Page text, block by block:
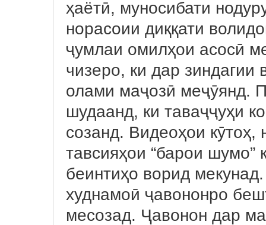
ҳаётӣ, муносибати
норасоии диққати
ҷумлаи омилҳои асосӣ
чизеро, ки дар зиндагии
олами маҷозӣ меҷӯянд.
шудаанд, ки таваҷҷуҳи
созанд. Видеоҳои
тавсияҳои “барои шумо”
беинтиҳо ворид
худнамоӣ ҷавононро
месозад. Ҷавонон дар